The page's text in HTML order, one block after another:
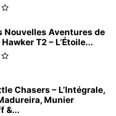
Nouvelles Aventures de
T2 – L’Étoile...
Chasers – L’Intégrale,
Munier
&...